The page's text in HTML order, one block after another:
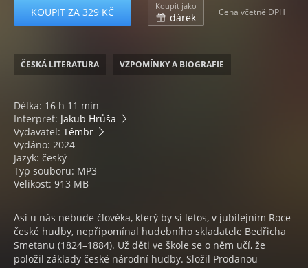
KOUPIT ZA 329 KČ Koupit jako
dárek Cena včetně DPH
ČESKÁ LITERATURA VZPOMÍNKY A BIOGRAFIE
Délka: 16 h 11 min
Interpret: Jakub Hrůša
Vydavatel: Témbr
Vydáno: 2024
Jazyk: český
Typ souboru: MP3
Velikost: 913 MB
Asi u nás nebude člověka, který by si letos, v jubilejním Roce
české hudby, nepřipomínal hudebního skladatele Bedřicha
Smetanu (1824–1884). Už děti ve škole se o něm učí, že
položil základy české národní hudby. Složil Prodanou